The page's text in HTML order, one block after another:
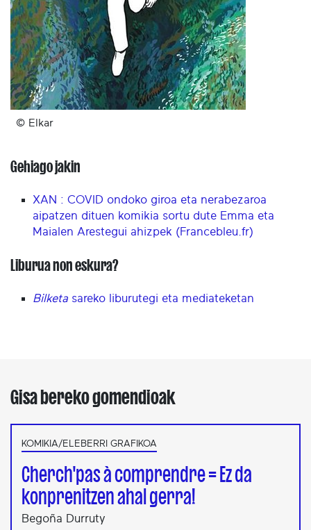
© Elkar
Gehiago jakin
XAN : COVID ondoko giroa eta nerabezaroa
aipatzen dituen komikia sortu dute Emma eta
Maialen Arestegui ahizpek (Francebleu.fr)
Liburua non eskura?
Bilketa sareko liburutegi eta mediateketan
Gisa bereko gomendioak
KOMIKIA/ELEBERRI GRAFIKOA
Cherch'pas à comprendre = Ez da
konprenitzen ahal gerra!
Begoña Durruty